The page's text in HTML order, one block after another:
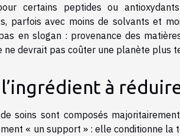
certains peptides ou
parfois avec moins de solvants et
en slogan : provenance des
ne devrait pas coûter une planète plus
à
soins sont composés
« un support » : elle conditionne la